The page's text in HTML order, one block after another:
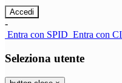
-
Entra con SPID Entra con
Seleziona utente